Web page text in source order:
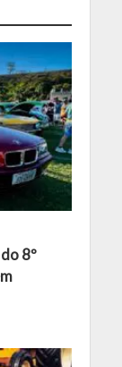
8º